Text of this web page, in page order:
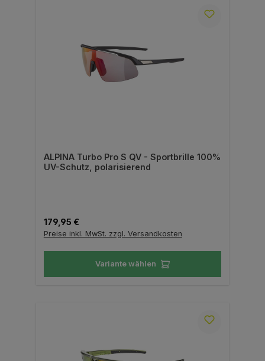
ALPINA Turbo Pro S QV - Sportbrille 100%
UV-Schutz, polarisierend
Regulärer Preis:
179,95 €
Preise inkl. MwSt. zzgl. Versandkosten
Variante wählen